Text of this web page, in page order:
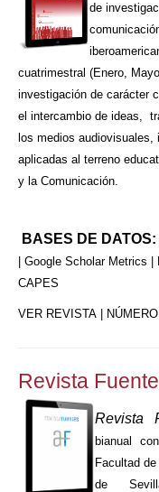
de
cuatrimestral (Enero,
investigación de carácter
el intercambio de ideas,
los medios
aplicadas al terreno
y la Comunicación.
BASES DE DATOS:
| Google Scholar Metrics
CAPES
VER REVISTA
Revista
Revista
bianual
Facultad
de